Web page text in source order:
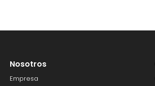
Nosotros
Empresa